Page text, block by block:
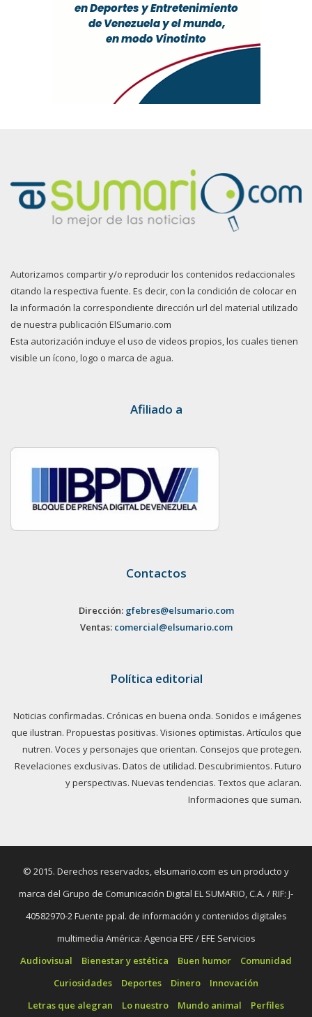
Autorizamos compartir y/o reproducir los contenidos redaccionales
citando la respectiva fuente. Es decir, con la condición de colocar en
la información la correspondiente dirección url del material utilizado
de nuestra publicación ElSumario.com
Esta autorización incluye el uso de videos propios, los cuales tienen
visible un ícono, logo o marca de agua.
Afiliado a
Contactos
Dirección: gfebres@elsumario.com
Ventas: comercial@elsumario.com
Política editorial
Noticias confirmadas. Crónicas en buena onda. Sonidos e imágenes
que ilustran. Propuestas positivas. Visiones optimistas. Artículos que
nutren. Voces y personajes que orientan. Consejos que protegen.
Revelaciones exclusivas. Datos de utilidad. Descubrimientos. Futuro
y perspectivas. Nuevas tendencias. Textos que aclaran.
Informaciones que suman.
© 2015. Derechos reservados, elsumario.com es un producto y
marca del Grupo de Comunicación Digital EL SUMARIO, C.A. / RIF: J-
40582970-2 Fuente ppal. de información y contenidos digitales
multimedia América: Agencia EFE / EFE Servicios
Audiovisual
Bienestar y estética Buen humor
Comunidad
Curiosidades
Deportes Dinero
Innovación
Letras que alegran
Lo nuestro Mundo animal Perfiles